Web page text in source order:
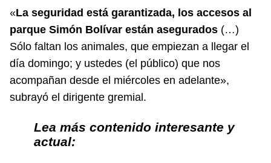
«La seguridad está garantizada, los accesos al
parque Simón Bolívar están asegurados (…)
Sólo faltan los animales, que empiezan a llegar el
día domingo; y ustedes (el público) que nos
acompañan desde el miércoles en adelante»,
subrayó el dirigente gremial.
Lea más contenido interesante y
actual: